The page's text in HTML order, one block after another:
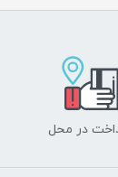
در محل